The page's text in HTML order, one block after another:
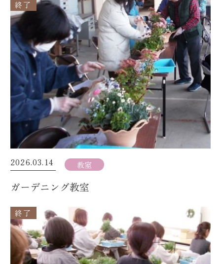
終了
2026.03.14 教室
ガーデニング教室
終了